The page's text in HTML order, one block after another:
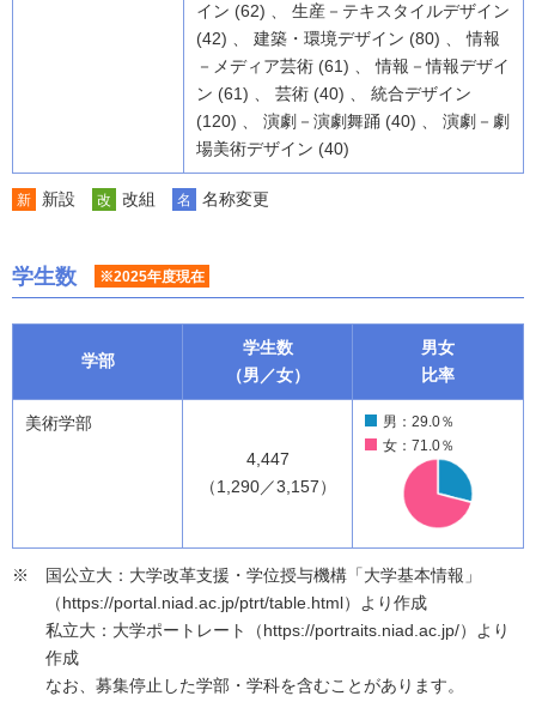
イン (62) 、 生産－テキスタイルデザイン
(42) 、 建築・環境デザイン (80) 、 情報
－メディア芸術 (61) 、 情報－情報デザイ
ン (61) 、 芸術 (40) 、 統合デザイン
(120) 、 演劇－演劇舞踊 (40) 、 演劇－劇
場美術デザイン (40)
新 新設 改 改組 名 名称変更
学生数 ※2025年度現在
学部
学生数
（男／女）
男女
比率
美術学部
4,447
（1,290／3,157）
男：29.0％
女：71.0％
国公立大：大学改革支援・学位授与機構「大学基本情報」
（https://portal.niad.ac.jp/ptrt/table.html）より作成
私立大：大学ポートレート（https://portraits.niad.ac.jp/）より
作成
なお、募集停止した学部・学科を含むことがあります。